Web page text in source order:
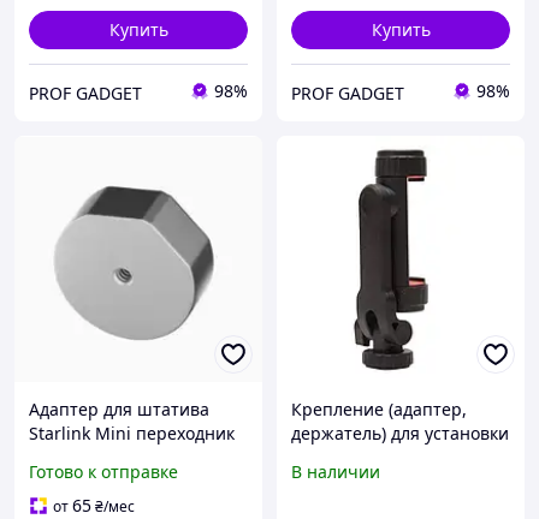
Купить
PROF GADGET 98%
Купить
PROF GADGET 98%
Адаптер для штатива
Starlink Mini переходник
антенны на штативы
Готово к отправке
от65₴/мес
Крепление (адаптер,
держатель) для установки
монопод, штатив -
В наличии